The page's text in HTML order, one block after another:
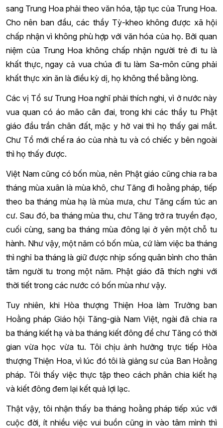
sang Trung Hoa phải theo văn hóa, tập tục của Trung Hoa.
Cho nên ban đầu, các thầy Tỳ-kheo không được xã hội
chấp nhận vì không phù hợp với văn hóa của họ. Bởi quan
niệm của Trung Hoa không chấp nhận người trẻ đi tu là
khất thực, ngay cả vua chúa đi tu làm Sa-môn cũng phải
khất thực xin ăn là điều kỳ dị, họ không thể bằng lòng.
Các vị Tổ sư Trung Hoa nghĩ phải thích nghi, vì ở nước này
vua quan có áo mão cân đai, trong khi các thầy tu Phật
giáo đầu trần chân đất, mặc y hở vai thì họ thấy gai mắt.
Chư Tổ mới chế ra áo của nhà tu và có chiếc y bên ngoài
thì họ thấy được.
Việt Nam cũng có bốn mùa, nên Phật giáo cũng chia ra ba
tháng mùa xuân là mùa khô, chư Tăng đi hoằng pháp, tiếp
theo ba tháng mùa hạ là mùa mưa, chư Tăng cấm túc an
cư. Sau đó, ba tháng mùa thu, chư Tăng trở ra truyền đạo,
cuối cùng, sang ba tháng mùa đông lại ở yên một chỗ tu
hành. Như vậy, một năm có bốn mùa, cứ làm việc ba tháng
thì nghỉ ba tháng là giữ được nhịp sống quân bình cho thân
tâm người tu trong một năm. Phật giáo đã thích nghi với
thời tiết trong các nước có bốn mùa như vậy.
Tuy nhiên, khi Hòa thượng Thiện Hoa làm Trưởng ban
Hoằng pháp Giáo hội Tăng-già Nam Việt, ngài đã chia ra
ba tháng kiết hạ và ba tháng kiết đông để chư Tăng có thời
gian vừa học vừa tu. Tôi chịu ảnh hưởng trực tiếp Hòa
thượng Thiện Hoa, vì lúc đó tôi là giảng sư của Ban Hoằng
pháp. Tôi thấy việc thực tập theo cách phân chia kiết hạ
và kiết đông đem lại kết quả lợi lạc.
Thật vậy, tôi nhận thấy ba tháng hoằng pháp tiếp xúc với
cuộc đời, ít nhiều việc vui buồn cũng in vào tâm mình thì